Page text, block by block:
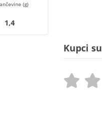
(g)
1,4
Kupci